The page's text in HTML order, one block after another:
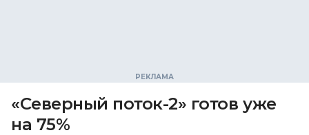
«Северный поток-2» готов уже
на 75%